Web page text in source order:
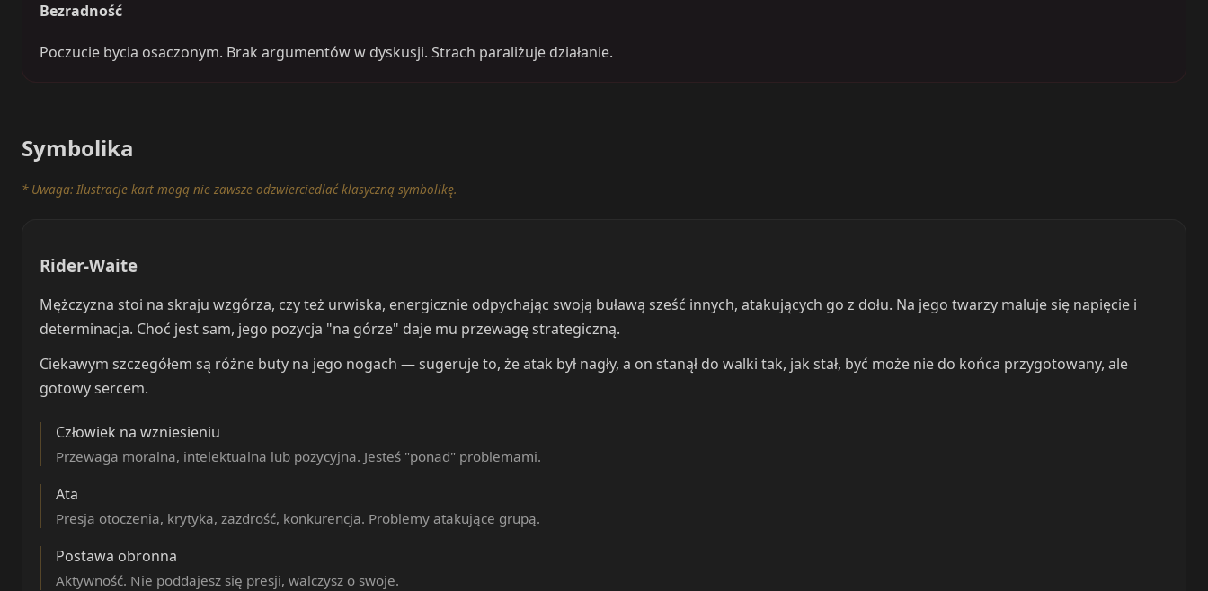
Bezradność
Poczucie bycia osaczonym. Brak argumentów w dyskusji. Strach paraliżuje działanie.
Symbolika
* Uwaga: Ilustracje kart mogą nie zawsze odzwierciedlać klasyczną symbolikę.
Rider-Waite
Mężczyzna stoi na skraju wzgórza, czy też urwiska, energicznie odpychając swoją buławą sześć innych, atakujących go z dołu. Na jego twarzy maluje się napięcie i
determinacja. Choć jest sam, jego pozycja "na górze" daje mu przewagę strategiczną.
Ciekawym szczegółem są różne buty na jego nogach — sugeruje to, że atak był nagły, a on stanął do walki tak, jak stał, być może nie do końca przygotowany, ale
gotowy sercem.
Człowiek na wzniesieniu
Przewaga moralna, intelektualna lub pozycyjna. Jesteś "ponad" problemami.
Ata
Presja otoczenia, krytyka, zazdrość, konkurencja. Problemy atakujące grupą.
Postawa obronna
Aktywność. Nie poddajesz się presji, walczysz o swoje.